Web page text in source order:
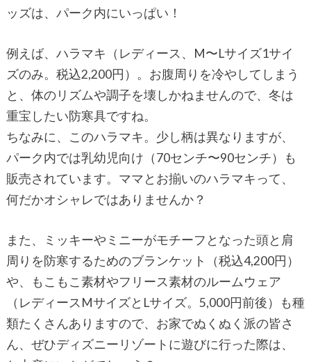
ッズは、パーク内にいっぱい！
例えば、ハラマキ（レディース、M〜Lサイズ1サイ
ズのみ。税込2,200円）。お腹周りを冷やしてしまう
と、体のリズムや調子を壊しかねませんので、冬は
重宝したい防寒具ですね。
ちなみに、このハラマキ。少し柄は異なりますが、
パーク内では乳幼児向け（70センチ〜90センチ）も
販売されています。ママとお揃いのハラマキって、
何だかオシャレではありませんか？
また、ミッキーやミニーがモチーフとなった頭と肩
周りを防寒するためのブランケット（税込4,200円）
や、もこもこ素材やフリース素材のルームウェア
（レディースMサイズとLサイズ。5,000円前後）も種
類たくさんありますので、お家でぬくぬく派の皆さ
ん、ぜひディズニーリゾートに遊びに行った際は、